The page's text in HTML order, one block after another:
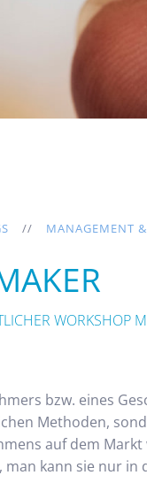
MANAGEMENT
WORKSHOP
bzw. eines
Methoden,
auf dem
kann sie nur in